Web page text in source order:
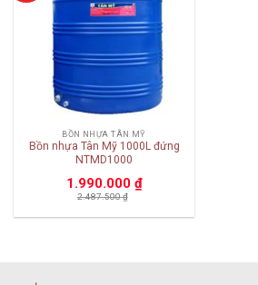
BỒN NHỰA TÂN MỸ
Bồn nhựa Tân Mỹ 1000L đứng
NTMD1000
1.990.000 ₫
2.487.500₫